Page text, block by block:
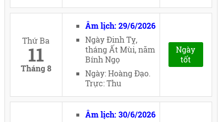
Thứ Ba
11
Tháng 8
Âm lịch: 29/6/2026
Ngày Đinh Tỵ,
tháng Ất Mùi, năm
Bính Ngọ
Ngày: Hoàng Đạo.
Trực: Thu
Ngày
tốt
Âm lịch: 30/6/2026